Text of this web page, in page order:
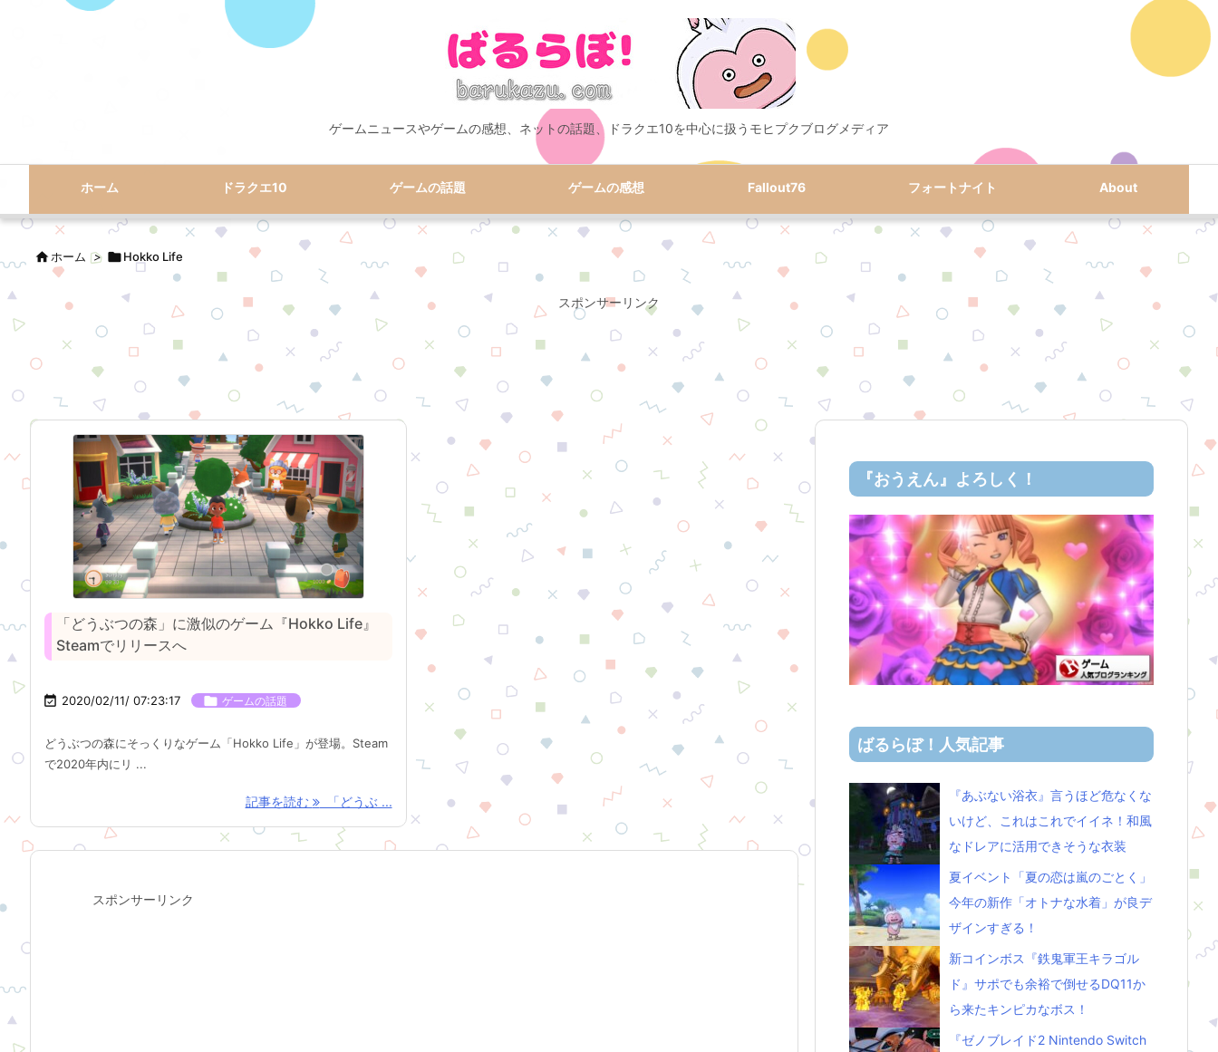
ゲームニュースやゲームの感想、ネットの話題、ドラクエ10を中心に扱うモヒプクブログメディア
ホーム ドラクエ10 ゲームの話題 ゲームの感想 Fallout76 フォートナイト About
ホーム > Hokko Life
スポンサーリンク
「どうぶつの森」に激似のゲーム『Hokko Life』
Steamでリリースへ
 2020/02/11/ 07:23:17  ゲームの話題
どうぶつの森にそっくりなゲーム「Hokko Life」が登場。Steam
で2020年内にリ ...
記事を読む 「どうぶ ...
スポンサーリンク
『おうえん』よろしく！
ばるらぼ！人気記事
『あぶない浴衣』言うほど危なくな
いけど、これはこれでイイネ！和風
なドレアに活用できそうな衣装
夏イベント「夏の恋は嵐のごとく」
今年の新作「オトナな水着」が良デ
ザインすぎる！
新コインボス『鉄鬼軍王キラゴル
ド』サポでも余裕で倒せるDQ11か
ら来たキンピカなボス！
『ゼノブレイド2 Nintendo Switch